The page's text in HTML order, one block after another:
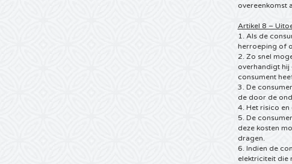
overeenkomst
Artikel 8 –
1. Als de
herroeping of
2. Zo snel
overhandigt hij
consument
3. De
de door de
4. Het risico
5. De
deze kosten
dragen.
6. Indien de
elektriciteit die